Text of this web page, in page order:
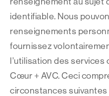
identifiable. Nous
renseignements
fournissez
l’utilisation des services
Cœur + AVC. Ceci
circonstances suivantes